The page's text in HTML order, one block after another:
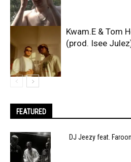
Kwam.E & Tom
(prod. Isee
FEATURED
DJ Jeezy feat.